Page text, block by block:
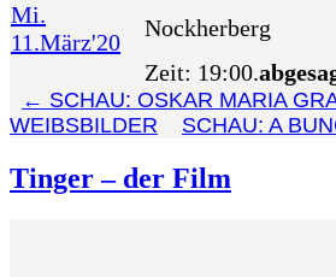
Mi.
11.März'20
Nockherberg
Zeit: 19:00.
← SCHAU: OSKAR MARIA
WEIBSBILDER
SCHAU: A
Tinger – der Film